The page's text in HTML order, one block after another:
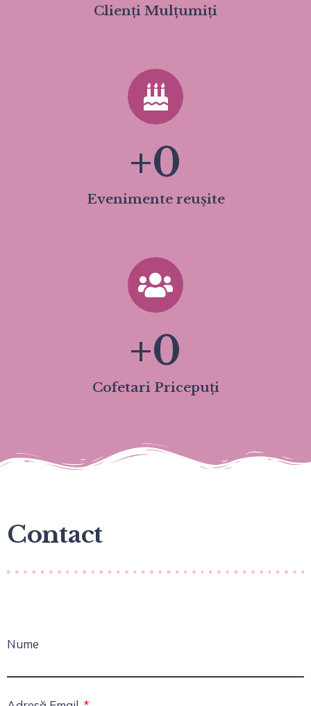
Clienți Mulțumiți
Evenimente reușite
+0
Cofetari Pricepuți
+0
Contact
Nume